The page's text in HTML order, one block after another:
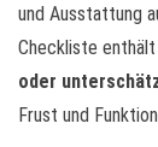
und Ausstattung
Checkliste
oder
Frust und